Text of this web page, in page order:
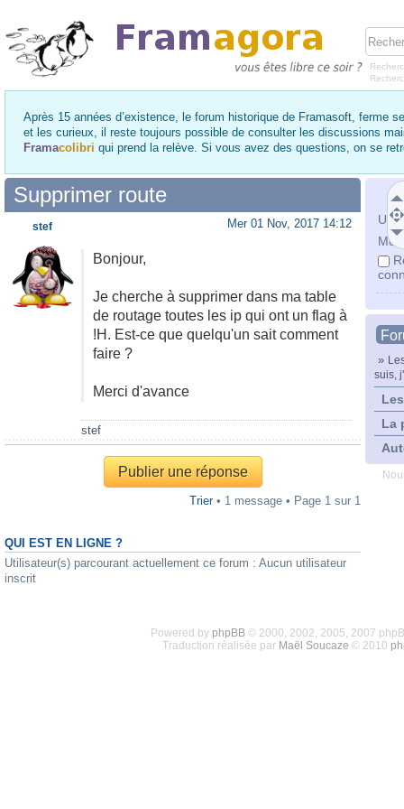
Après 15 années d’existence, le forum historique de Framasoft, ferme
et les curieux, il reste toujours possible de consulter les discussions
Framacolibri qui prend la relève. Si vous avez des questions, on se
Mot
»
suis,
La
Supprimer route
Mer 01 Nov, 2017 14:12
Bonjour,
Je cherche à supprimer dans ma table
de routage toutes les ip qui ont un flag à
!H. Est-ce que quelqu'un sait comment
faire ?
Merci d'avance
stef
stef
Publier une réponse
Trier• 1 message • Page 1 sur 1
QUI EST EN LIGNE ?
Utilisateur(s) parcourant actuellement ce forum : Aucun utilisateur
inscrit
Powered by phpBB© 2000, 2002, 2005, 2007
Traduction réalisée par Maël Soucaze © 2010